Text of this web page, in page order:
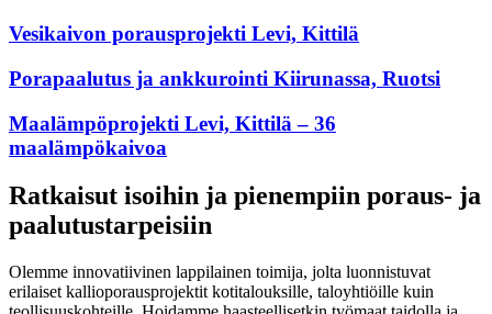
Vesikaivon porausprojekti Levi, Kittilä
Porapaalutus ja ankkurointi Kiirunassa, Ruotsi
Maalämpöprojekti Levi, Kittilä – 36
maalämpökaivoa
Ratkaisut isoihin ja pienempiin poraus- ja
paalutustarpeisiin
Olemme innovatiivinen lappilainen toimija, jolta luonnistuvat
erilaiset kallioporausprojektit kotitalouksille, taloyhtiöille kuin